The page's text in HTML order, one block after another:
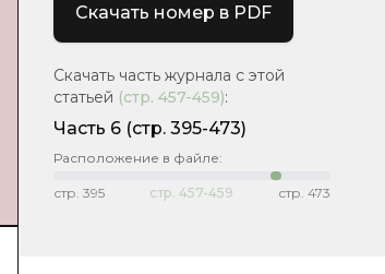
Скачать номер в PDF
Скачать часть журнала с этой
статьей (стр. 457-459):
Часть 6 (стр. 395-473)
Расположение в файле:
стр. 395 стр. 457-459 стр. 473